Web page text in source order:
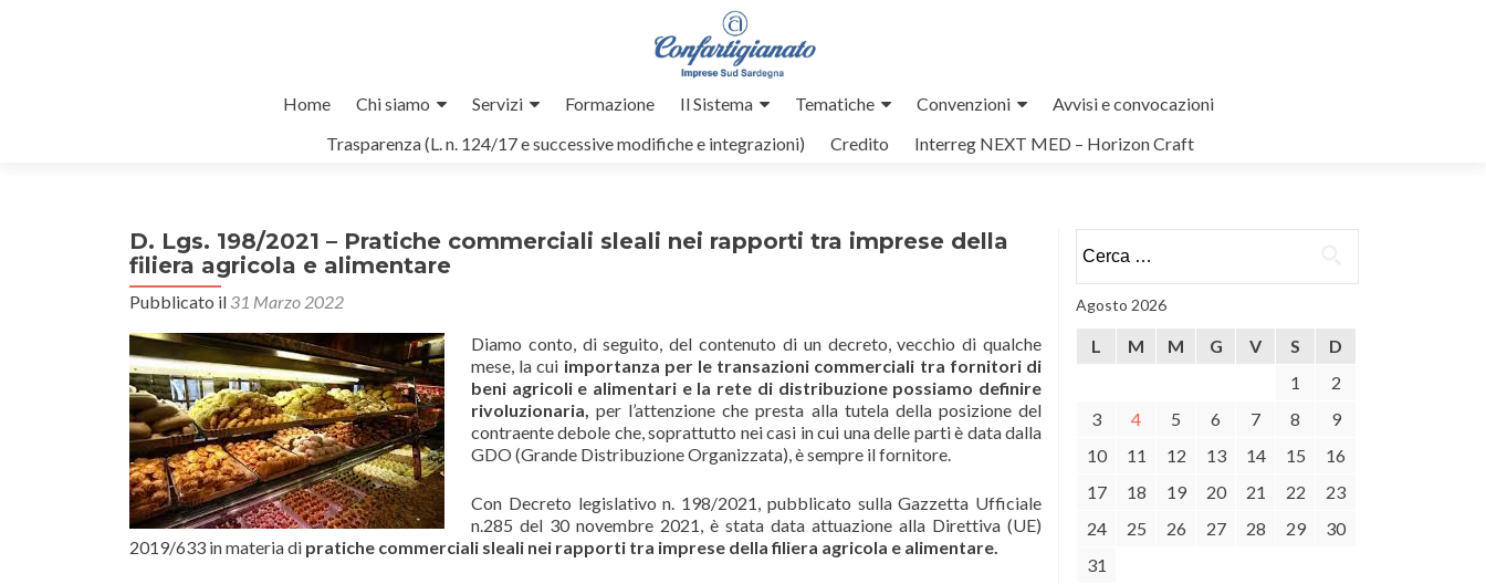
Home Chi siamo Servizi Formazione Il Sistema Tematiche Convenzioni
Avvisi e convocazioni
Trasparenza (L. n. 124/17 e successive modifiche e integrazioni)
Credito Interreg NEXT MED – Horizon Craft
D. Lgs. 198/2021 – Pratiche commerciali sleali nei rapporti tra imprese della
filiera agricola e alimentare
Pubblicato il 31 Marzo 2022
Diamo conto, di seguito, del contenuto di un decreto, vecchio di qualche
mese, la cui importanza per le transazioni commerciali tra fornitori di
beni agricoli e alimentari e la rete di distribuzione possiamo definire
rivoluzionaria, per l’attenzione che presta alla tutela della posizione del
contraente debole che, soprattutto nei casi in cui una delle parti è data dalla
GDO (Grande Distribuzione Organizzata), è sempre il fornitore.
Con Decreto legislativo n. 198/2021, pubblicato sulla Gazzetta Ufficiale
n.285 del 30 novembre 2021, è stata data attuazione alla Direttiva (UE)
2019/633 in materia di pratiche commerciali sleali nei rapporti tra imprese della filiera agricola e alimentare.
per:
Agosto 2026
L M M G V S
D
1
2
3
4 5 6 7 8
9
10
11 12 13 14 15
16
17
18 19 20 21 22
23
24
25 26 27 28 29
30
31